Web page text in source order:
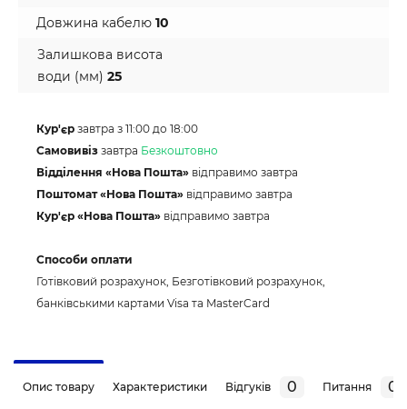
Довжина кабелю 10
Залишкова висота
води (мм) 25
Кур'єр завтра з 11:00 до 18:00
Самовивіз завтра Безкоштовно
Відділення «Нова Пошта» відправимо завтра
Поштомат «Нова Пошта» відправимо завтра
Кур'єр «Нова Пошта» відправимо завтра
Способи оплати
Готівковий розрахунок, Безготівковий розрахунок,
банківськими картами Visa та MasterCard
Опис товару Характеристики Відгуків 0 Питання 0